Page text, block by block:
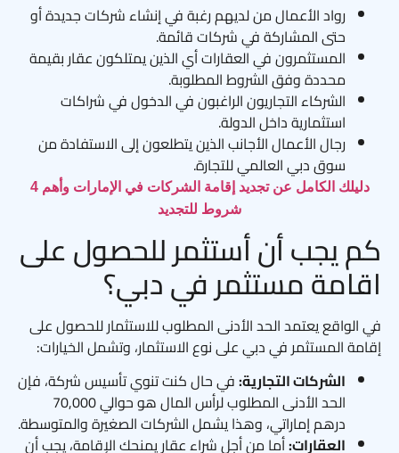
رواد الأعمال من لديهم رغبة في إنشاء شركات جديدة أو
حتى المشاركة في شركات قائمة.
المستثمرون في العقارات أي الذين يمتلكون عقار بقيمة
محددة وفق الشروط المطلوبة.
الشركاء التجاريون الراغبون في الدخول في شراكات
استثمارية داخل الدولة.
رجال الأعمال الأجانب الذين يتطلعون إلى الاستفادة من
سوق دبي العالمي للتجارة.
دليلك الكامل عن تجديد إقامة الشركات في الإمارات وأهم 4
شروط للتجديد
كم يجب أن أستثمر للحصول على
اقامة مستثمر في دبي؟
في الواقع يعتمد الحد الأدنى المطلوب للاستثمار للحصول على
إقامة المستثمر في دبي على نوع الاستثمار، وتشمل الخيارات:
الشركات التجارية:في حال كنت تنوي تأسيس شركة، فإن
الحد الأدنى المطلوب لرأس المال هو حوالي 70,000
درهم إماراتي، وهذا يشمل الشركات الصغيرة والمتوسطة.
العقارات:أما من أجل شراء عقار يمنحك الإقامة، يجب أن